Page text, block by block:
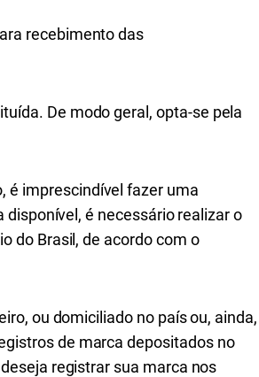
recebimento das
De modo geral, opta-se pela
é imprescindível fazer uma
é necessário realizar o
do Brasil, de acordo com o
ou domiciliado no país ou, ainda,
de marca depositados no
registrar sua marca nos